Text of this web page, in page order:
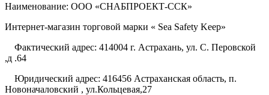
Наименование: ООО «СНАБПРОЕКТ-ССК»
Интернет-магазин торговой марки « Sea Safety Keep»
Фактический адрес: 414004 г. Астрахань, ул. С. Перовской
,д .64
Юридический адрес: 416456 Астраханская область, п.
Новоначаловский , ул.Кольцевая,27